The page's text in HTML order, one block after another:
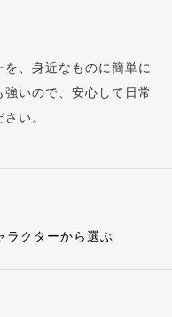
、身近なものに簡単に
いので、安心して日常
い。
ラクターから選ぶ